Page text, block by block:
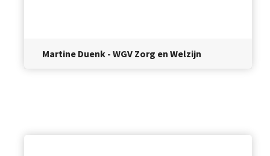
Martine Duenk - WGV Zorg en Welzijn